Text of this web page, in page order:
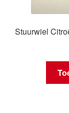
Stuurwiel